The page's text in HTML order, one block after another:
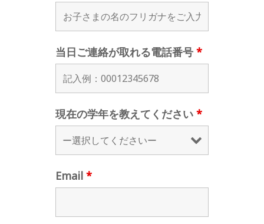
当日ご連絡が取れる電話番号 *
現在の学年を教えてください *
Email *